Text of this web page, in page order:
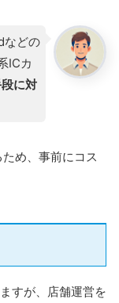
などの
ICカ
に対
め、事前にコス
すが、店舗運営を